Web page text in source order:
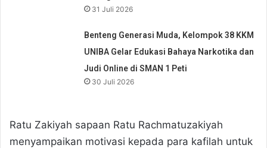
31 Juli 2026
Benteng Generasi Muda, Kelompok 38 KKM
UNIBA Gelar Edukasi Bahaya Narkotika dan
Judi Online di SMAN 1 Peti
30 Juli 2026
Ratu Zakiyah sapaan Ratu Rachmatuzakiyah
menyampaikan motivasi kepada para kafilah untuk